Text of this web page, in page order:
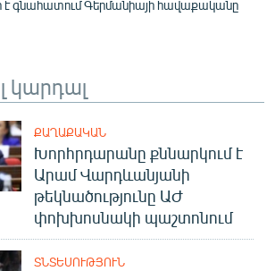
է գնահատում Գերմանիայի հավաքականը
կարդալ
ՔԱՂԱՔԱԿԱՆ
Խորհրդարանը քննարկում է
Արամ Վարդևանյանի
թեկնածությունը ԱԺ
փոխխոսնակի պաշտոնում
ՏՆՏԵՍՈՒԹՅՈՒՆ